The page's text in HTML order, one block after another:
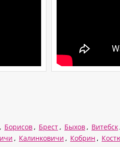
, Борисов, Брест, Быхов, Витебск
, Калинковичи , Кобрин ,